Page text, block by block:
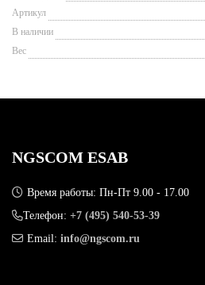
Артикул
В наличии
Вес
NGSCOM ESAB
Время работы: Пн-Пт 9.00 - 17.00
Телефон: +7 (495) 540-53-39
Email: info@ngscom.ru